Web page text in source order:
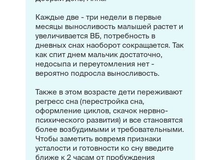
Каждые две - три недели в первые
месяцы выносливость малышей растет и
увеличивается ВБ, потребность в
дневных снах наоборот сокращается. Так
как спит днем мальчик достаточно,
недосыпа и переутомления нет -
вероятно подросла выносливость.
Также в этом возрасте дети переживают
регресс сна (перестройка сна,
оформление циклов, скачок нервно-
психического развития) и все становятся
более возбудимыми и требовательными.
Чтобы заметить вовремя признаки
усталости и готовности ко сну введите
ближе к 2 часам от пробуждения